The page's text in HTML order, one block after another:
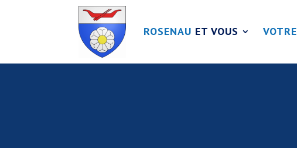
ROSENAU ET VOUS VOTRE